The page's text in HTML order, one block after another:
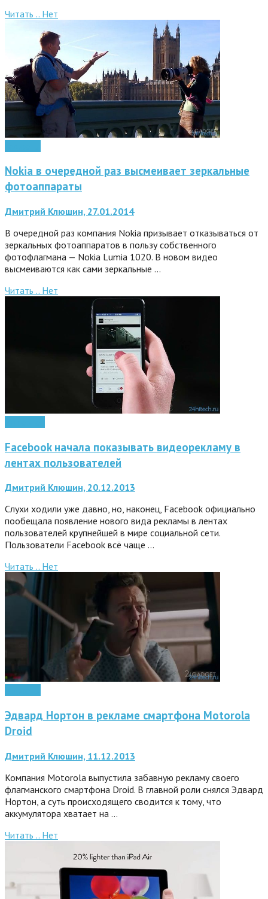
Читать .. Нет
Nokia в очередной раз высмеивает зеркальные
фотоаппараты
Дмитрий Клюшин, 27.01.2014
В очередной раз компания Nokia призывает отказываться от
зеркальных фотоаппаратов в пользу собственного
фотофлагмана — Nokia Lumia 1020. В новом видео
высмеиваются как сами зеркальные …
Читать .. Нет
Facebook начала показывать видеорекламу в
лентах пользователей
Дмитрий Клюшин, 20.12.2013
Слухи ходили уже давно, но, наконец, Facebook официально
пообещала появление нового вида рекламы в лентах
пользователей крупнейшей в мире социальной сети.
Пользователи Facebook всё чаще …
Читать .. Нет
Эдвард Нортон в рекламе смартфона Motorola
Droid
Дмитрий Клюшин, 11.12.2013
Компания Motorola выпустила забавную рекламу своего
флагманского смартфона Droid. В главной роли снялся Эдвард
Нортон, а суть происходящего сводится к тому, что
аккумулятора хватает на …
Читать .. Нет